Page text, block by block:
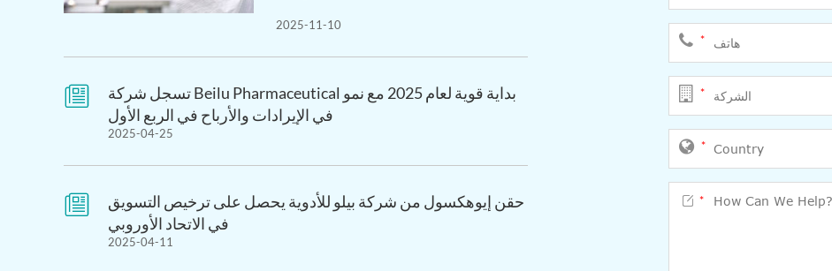
2025-11-10

تسجل شركة Beilu Pharmaceutical بداية قوية لعام 2025 مع نمو
في الإيرادات والأرباح في الربع الأول
2025-04-25

حقن إيوهكسول من شركة بيلو للأدوية يحصل على ترخيص التسويق
في الاتحاد الأوروبي
2025-04-11
*
*
*
*